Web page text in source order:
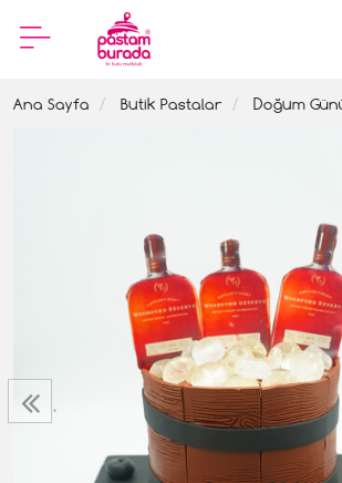
Ana Sayfa Butik Pastalar Doğum
‹